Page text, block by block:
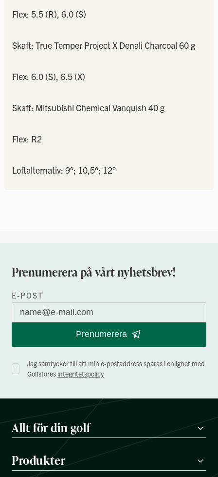
Flex: 5.5 (R), 6.0 (S)
Skaft: True Temper Project X Denali Charcoal 60 g
Flex: 6.0 (S), 6.5 (X)
Skaft: Mitsubishi Chemical Vanquish 40 g
Flex: R2
Loftalternativ: 9°; 10,5°; 12°
Prenumerera på vårt nyhetsbrev!
E-POST
Prenumerera
Jag samtycker till att min e-postaddress sparas i enlighet med
Golfstores integritetspolicy
Allt för din golf
Produkter